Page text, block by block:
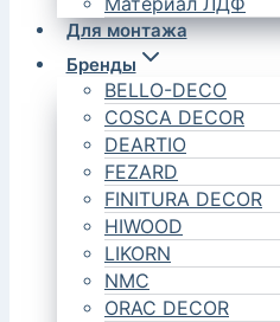
Для монтажа
Бренды
BELLO-DECO
COSCA DECOR
DEARTIO
FEZARD
FINITURA DECOR
HIWOOD
LIKORN
NMC
ORAC DECOR